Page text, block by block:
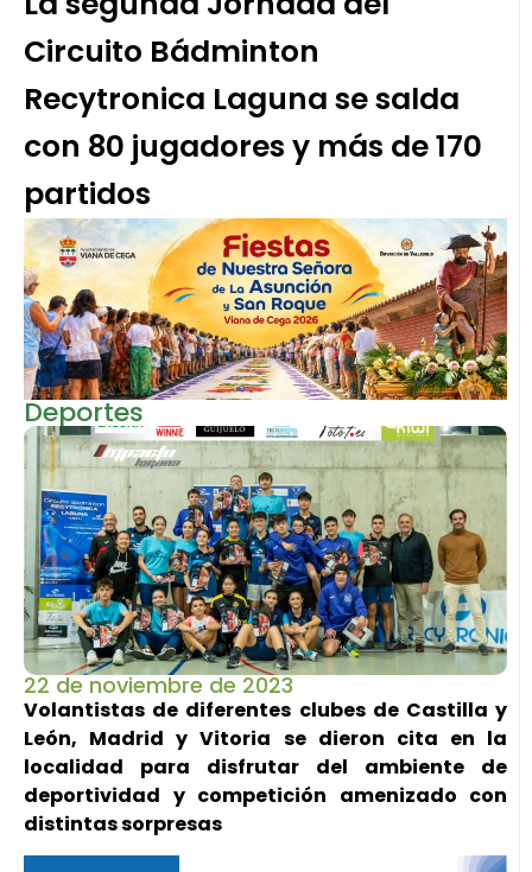
Circuito Bádminton
Recytronica Laguna se salda
con 80 jugadores y más de 170
partidos
Deportes
22 de noviembre de 2023
Volantistas de diferentes clubes de Castilla y
León, Madrid y Vitoria se dieron cita en la
localidad para disfrutar del ambiente de
deportividad y competición amenizado con
distintas sorpresas